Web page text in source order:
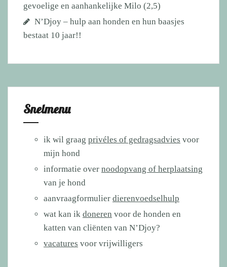
gevoelige en aanhankelijke Milo (2,5)
N’Djoy – hulp aan honden en hun baasjes
bestaat 10 jaar!!
Snelmenu
ik wil graag privéles of gedragsadvies voor
mijn hond
informatie over noodopvang of herplaatsing
van je hond
aanvraagformulier dierenvoedselhulp
wat kan ik doneren voor de honden en
katten van cliënten van N’Djoy?
vacatures voor vrijwilligers